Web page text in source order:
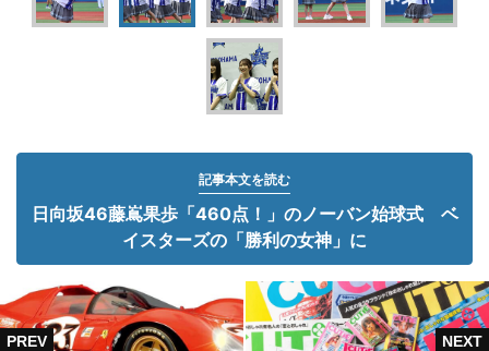
記事本文を読む
日向坂46藤嶌果歩「460点！」のノーバン始球式 ベ
イスターズの「勝利の女神」に